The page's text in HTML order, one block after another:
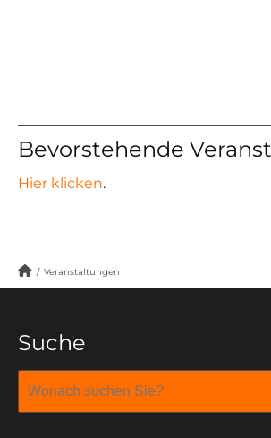
Bevorstehende
Hier klicken.
/ Veranstaltungen
Suche